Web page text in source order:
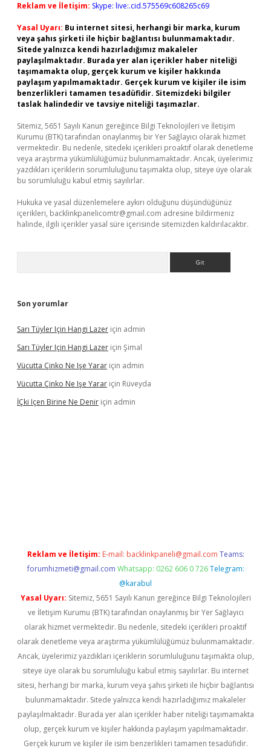
Reklam ve İletişim: Skype: live:.cid.575569c608265c69
Yasal Uyarı: Bu internet sitesi, herhangi bir marka, kurum
veya şahıs şirketi ile hiçbir bağlantısı bulunmamaktadır.
Sitede yalnızca kendi hazırladığımız makaleler
paylaşılmaktadır. Burada yer alan içerikler haber niteliği
taşımamakta olup, gerçek kurum ve kişiler hakkında
paylaşım yapılmamaktadır. Gerçek kurum ve kişiler ile isim
benzerlikleri tamamen tesadüfidir. Sitemizdeki bilgiler
taslak halindedir ve tavsiye niteliği taşımazlar.
Sitemiz, 5651 Sayılı Kanun gereğince Bilgi Teknolojileri ve İletişim
Kurumu (BTK) tarafından onaylanmış bir Yer Sağlayıcı olarak hizmet
vermektedir. Bu nedenle, sitedeki içerikleri proaktif olarak denetleme
veya araştırma yükümlülüğümüz bulunmamaktadır. Ancak, üyelerimiz
yazdıkları içeriklerin sorumluluğunu taşımakta olup, siteye üye olarak
bu sorumluluğu kabul etmiş sayılırlar.
Hukuka ve yasal düzenlemelere aykırı olduğunu düşündüğünüz
içerikleri, backlinkpanelicomtr@gmail.com adresine bildirmeniz
halinde, ilgili içerikler yasal süre içerisinde sitemizden kaldırılacaktır.
Son yorumlar
Sarı Tüyler Için Hangi Lazer için admin
Sarı Tüyler Için Hangi Lazer için Şimal
Vücutta Çinko Ne Işe Yarar için admin
Vücutta Çinko Ne Işe Yarar için Rüveyda
İÇki Içen Birine Ne Denir için admin
Reklam ve İletişim: E-mail: backlinkpaneli@gmail.com Teams:
forumhizmeti@gmail.com Whatsapp: 0262 606 0 726 Telegram:
@karabul
Yasal Uyarı: Sitemiz, 5651 Sayılı Kanun gereğince Bilgi Teknolojileri
ve İletişim Kurumu (BTK) tarafından onaylanmış bir Yer Sağlayıcı
olarak hizmet vermektedir. Bu nedenle, sitedeki içerikleri proaktif
olarak denetleme veya araştırma yükümlülüğümüz bulunmamaktadır.
Ancak, üyelerimiz yazdıkları içeriklerin sorumluluğunu taşımakta olup,
siteye üye olarak bu sorumluluğu kabul etmiş sayılırlar. Bu internet
sitesi, herhangi bir marka, kurum veya şahıs şirketi ile hiçbir bağlantısı
bulunmamaktadır. Sitede yalnızca kendi hazırladığımız makaleler
paylaşılmaktadır. Burada yer alan içerikler haber niteliği taşımamakta
olup, gerçek kurum ve kişiler hakkında paylaşım yapılmamaktadır.
Gerçek kurum ve kişiler ile isim benzerlikleri tamamen tesadüfidir.